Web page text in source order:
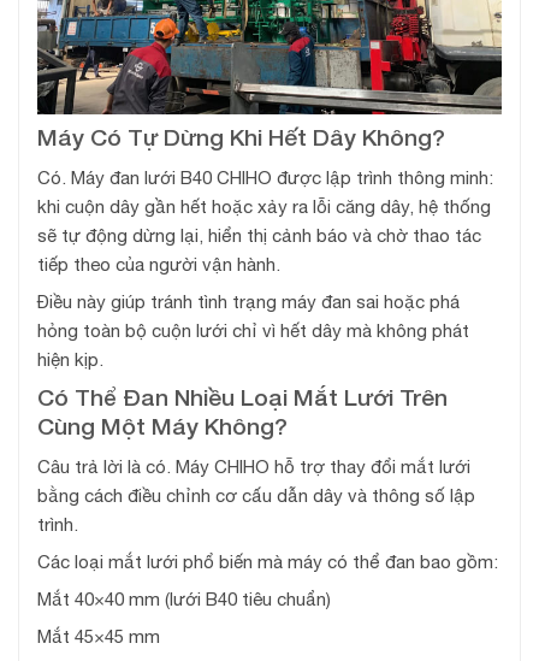
Máy Có Tự Dừng Khi Hết Dây Không?
Có. Máy đan lưới B40 CHIHO được lập trình thông minh:
khi cuộn dây gần hết hoặc xảy ra lỗi căng dây, hệ thống
sẽ tự động dừng lại, hiển thị cảnh báo và chờ thao tác
tiếp theo của người vận hành.
Điều này giúp tránh tình trạng máy đan sai hoặc phá
hỏng toàn bộ cuộn lưới chỉ vì hết dây mà không phát
hiện kịp.
Có Thể Đan Nhiều Loại Mắt Lưới Trên
Cùng Một Máy Không?
Câu trả lời là có. Máy CHIHO hỗ trợ thay đổi mắt lưới
bằng cách điều chỉnh cơ cấu dẫn dây và thông số lập
trình.
Các loại mắt lưới phổ biến mà máy có thể đan bao gồm:
Mắt 40×40 mm (lưới B40 tiêu chuẩn)
Mắt 45×45 mm